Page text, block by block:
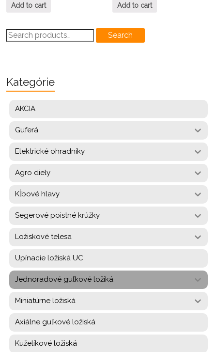
Add to cart Add to cart
Search
for:
Search
Kategórie
AKCIA
Guferá
Elektrické ohradníky
Agro diely
Kĺbové hlavy
Segerové poistné krúžky
Ložiskové telesa
Upínacie ložiská UC
Jednoradové guľkové ložiká
Miniatúrne ložiská
Axiálne guľkové ložiská
Kuželíkové ložiská